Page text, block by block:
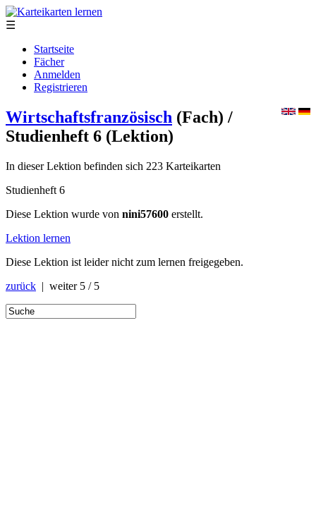
☰
Startseite
Fächer
Anmelden
Registrieren
Wirtschaftsfranzösisch (Fach) /
Studienheft 6 (Lektion)
In dieser Lektion befinden sich 223 Karteikarten
Studienheft 6
Diese Lektion wurde von nini57600 erstellt.
Lektion lernen
Diese Lektion ist leider nicht zum lernen freigegeben.
zurück | weiter 5 / 5